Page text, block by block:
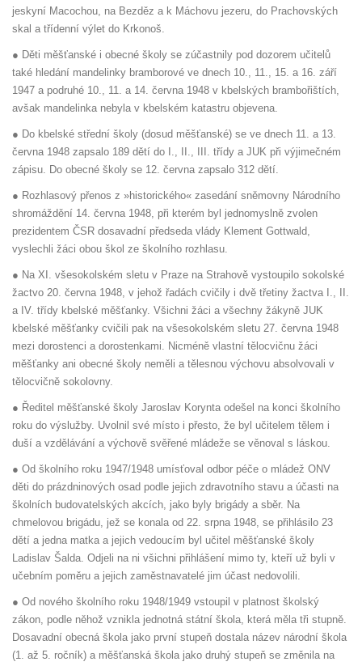
jeskyní Macochou, na Bezděz a k Máchovu jezeru, do Prachovských
skal a třídenní výlet do Krkonoš.
● Děti měšťanské i obecné školy se zúčastnily pod dozorem učitelů
také hledání mandelinky bramborové ve dnech 10., 11., 15. a 16. září
1947 a podruhé 10., 11. a 14. června 1948 v kbelských brambořištích,
avšak mandelinka nebyla v kbelském katastru objevena.
● Do kbelské střední školy (dosud měšťanské) se ve dnech 11. a 13.
června 1948 zapsalo 189 dětí do I., II., III. třídy a JUK při výjimečném
zápisu. Do obecné školy se 12. června zapsalo 312 dětí.
● Rozhlasový přenos z »historického« zasedání sněmovny Národního
shromáždění 14. června 1948, při kterém byl jednomyslně zvolen
prezidentem ČSR dosavadní předseda vlády Klement Gottwald,
vyslechli žáci obou škol ze školního rozhlasu.
● Na XI. všesokolském sletu v Praze na Strahově vystoupilo sokolské
žactvo 20. června 1948, v jehož řadách cvičily i dvě třetiny žactva I., II.
a IV. třídy kbelské měšťanky. Všichni žáci a všechny žákyně JUK
kbelské měšťanky cvičili pak na všesokolském sletu 27. června 1948
mezi dorostenci a dorostenkami. Nicméně vlastní tělocvičnu žáci
měšťanky ani obecné školy neměli a tělesnou výchovu absolvovali v
tělocvičně sokolovny.
● Ředitel měšťanské školy Jaroslav Korynta odešel na konci školního
roku do výslužby. Uvolnil své místo i přesto, že byl učitelem tělem i
duší a vzdělávání a výchově svěřené mládeže se věnoval s láskou.
● Od školního roku 1947/1948 umísťoval odbor péče o mládež ONV
děti do prázdninových osad podle jejich zdravotního stavu a účasti na
školních budovatelských akcích, jako byly brigády a sběr. Na
chmelovou brigádu, jež se konala od 22. srpna 1948, se přihlásilo 23
dětí a jedna matka a jejich vedoucím byl učitel měšťanské školy
Ladislav Šalda. Odjeli na ni všichni přihlášení mimo ty, kteří už byli v
učebním poměru a jejich zaměstnavatelé jim účast nedovolili.
● Od nového školního roku 1948/1949 vstoupil v platnost školský
zákon, podle něhož vznikla jednotná státní škola, která měla tři stupně.
Dosavadní obecná škola jako první stupeň dostala název národní škola
(1. až 5. ročník) a měšťanská škola jako druhý stupeň se změnila na